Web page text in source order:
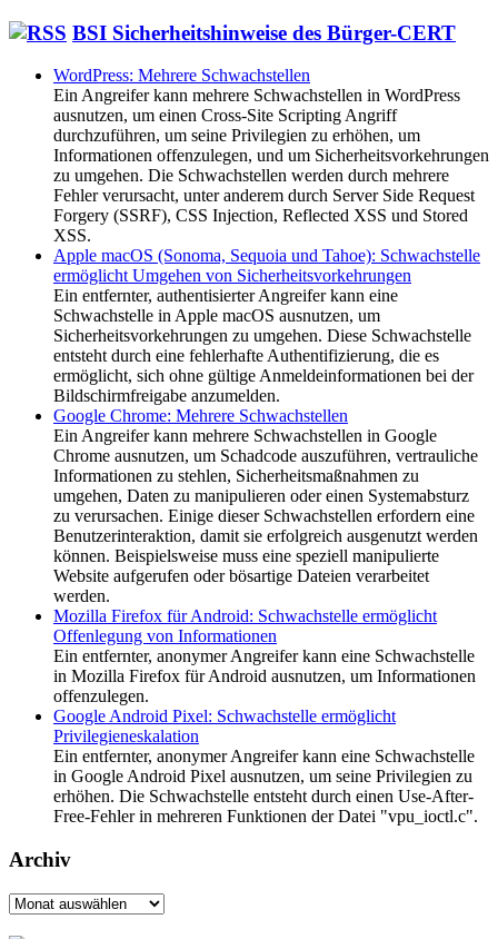
BSI Sicherheitshinweise des Bürger-CERT
WordPress: Mehrere Schwachstellen
Ein Angreifer kann mehrere Schwachstellen in WordPress
ausnutzen, um einen Cross-Site Scripting Angriff
durchzuführen, um seine Privilegien zu erhöhen, um
Informationen offenzulegen, und um Sicherheitsvorkehrungen
zu umgehen. Die Schwachstellen werden durch mehrere
Fehler verursacht, unter anderem durch Server Side Request
Forgery (SSRF), CSS Injection, Reflected XSS und Stored
XSS.
Apple macOS (Sonoma, Sequoia und Tahoe): Schwachstelle
ermöglicht Umgehen von Sicherheitsvorkehrungen
Ein entfernter, authentisierter Angreifer kann eine
Schwachstelle in Apple macOS ausnutzen, um
Sicherheitsvorkehrungen zu umgehen. Diese Schwachstelle
entsteht durch eine fehlerhafte Authentifizierung, die es
ermöglicht, sich ohne gültige Anmeldeinformationen bei der
Bildschirmfreigabe anzumelden.
Google Chrome: Mehrere Schwachstellen
Ein Angreifer kann mehrere Schwachstellen in Google
Chrome ausnutzen, um Schadcode auszuführen, vertrauliche
Informationen zu stehlen, Sicherheitsmaßnahmen zu
umgehen, Daten zu manipulieren oder einen Systemabsturz
zu verursachen. Einige dieser Schwachstellen erfordern eine
Benutzerinteraktion, damit sie erfolgreich ausgenutzt werden
können. Beispielsweise muss eine speziell manipulierte
Website aufgerufen oder bösartige Dateien verarbeitet
werden.
Mozilla Firefox für Android: Schwachstelle ermöglicht
Offenlegung von Informationen
Ein entfernter, anonymer Angreifer kann eine Schwachstelle
in Mozilla Firefox für Android ausnutzen, um Informationen
offenzulegen.
Google Android Pixel: Schwachstelle ermöglicht
Privilegieneskalation
Ein entfernter, anonymer Angreifer kann eine Schwachstelle
in Google Android Pixel ausnutzen, um seine Privilegien zu
erhöhen. Die Schwachstelle entsteht durch einen Use-After-
Free-Fehler in mehreren Funktionen der Datei "vpu_ioctl.c".
Archiv
Archiv